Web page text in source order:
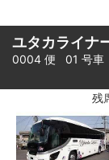
ユタカライナ
0004 便 01 号車
残